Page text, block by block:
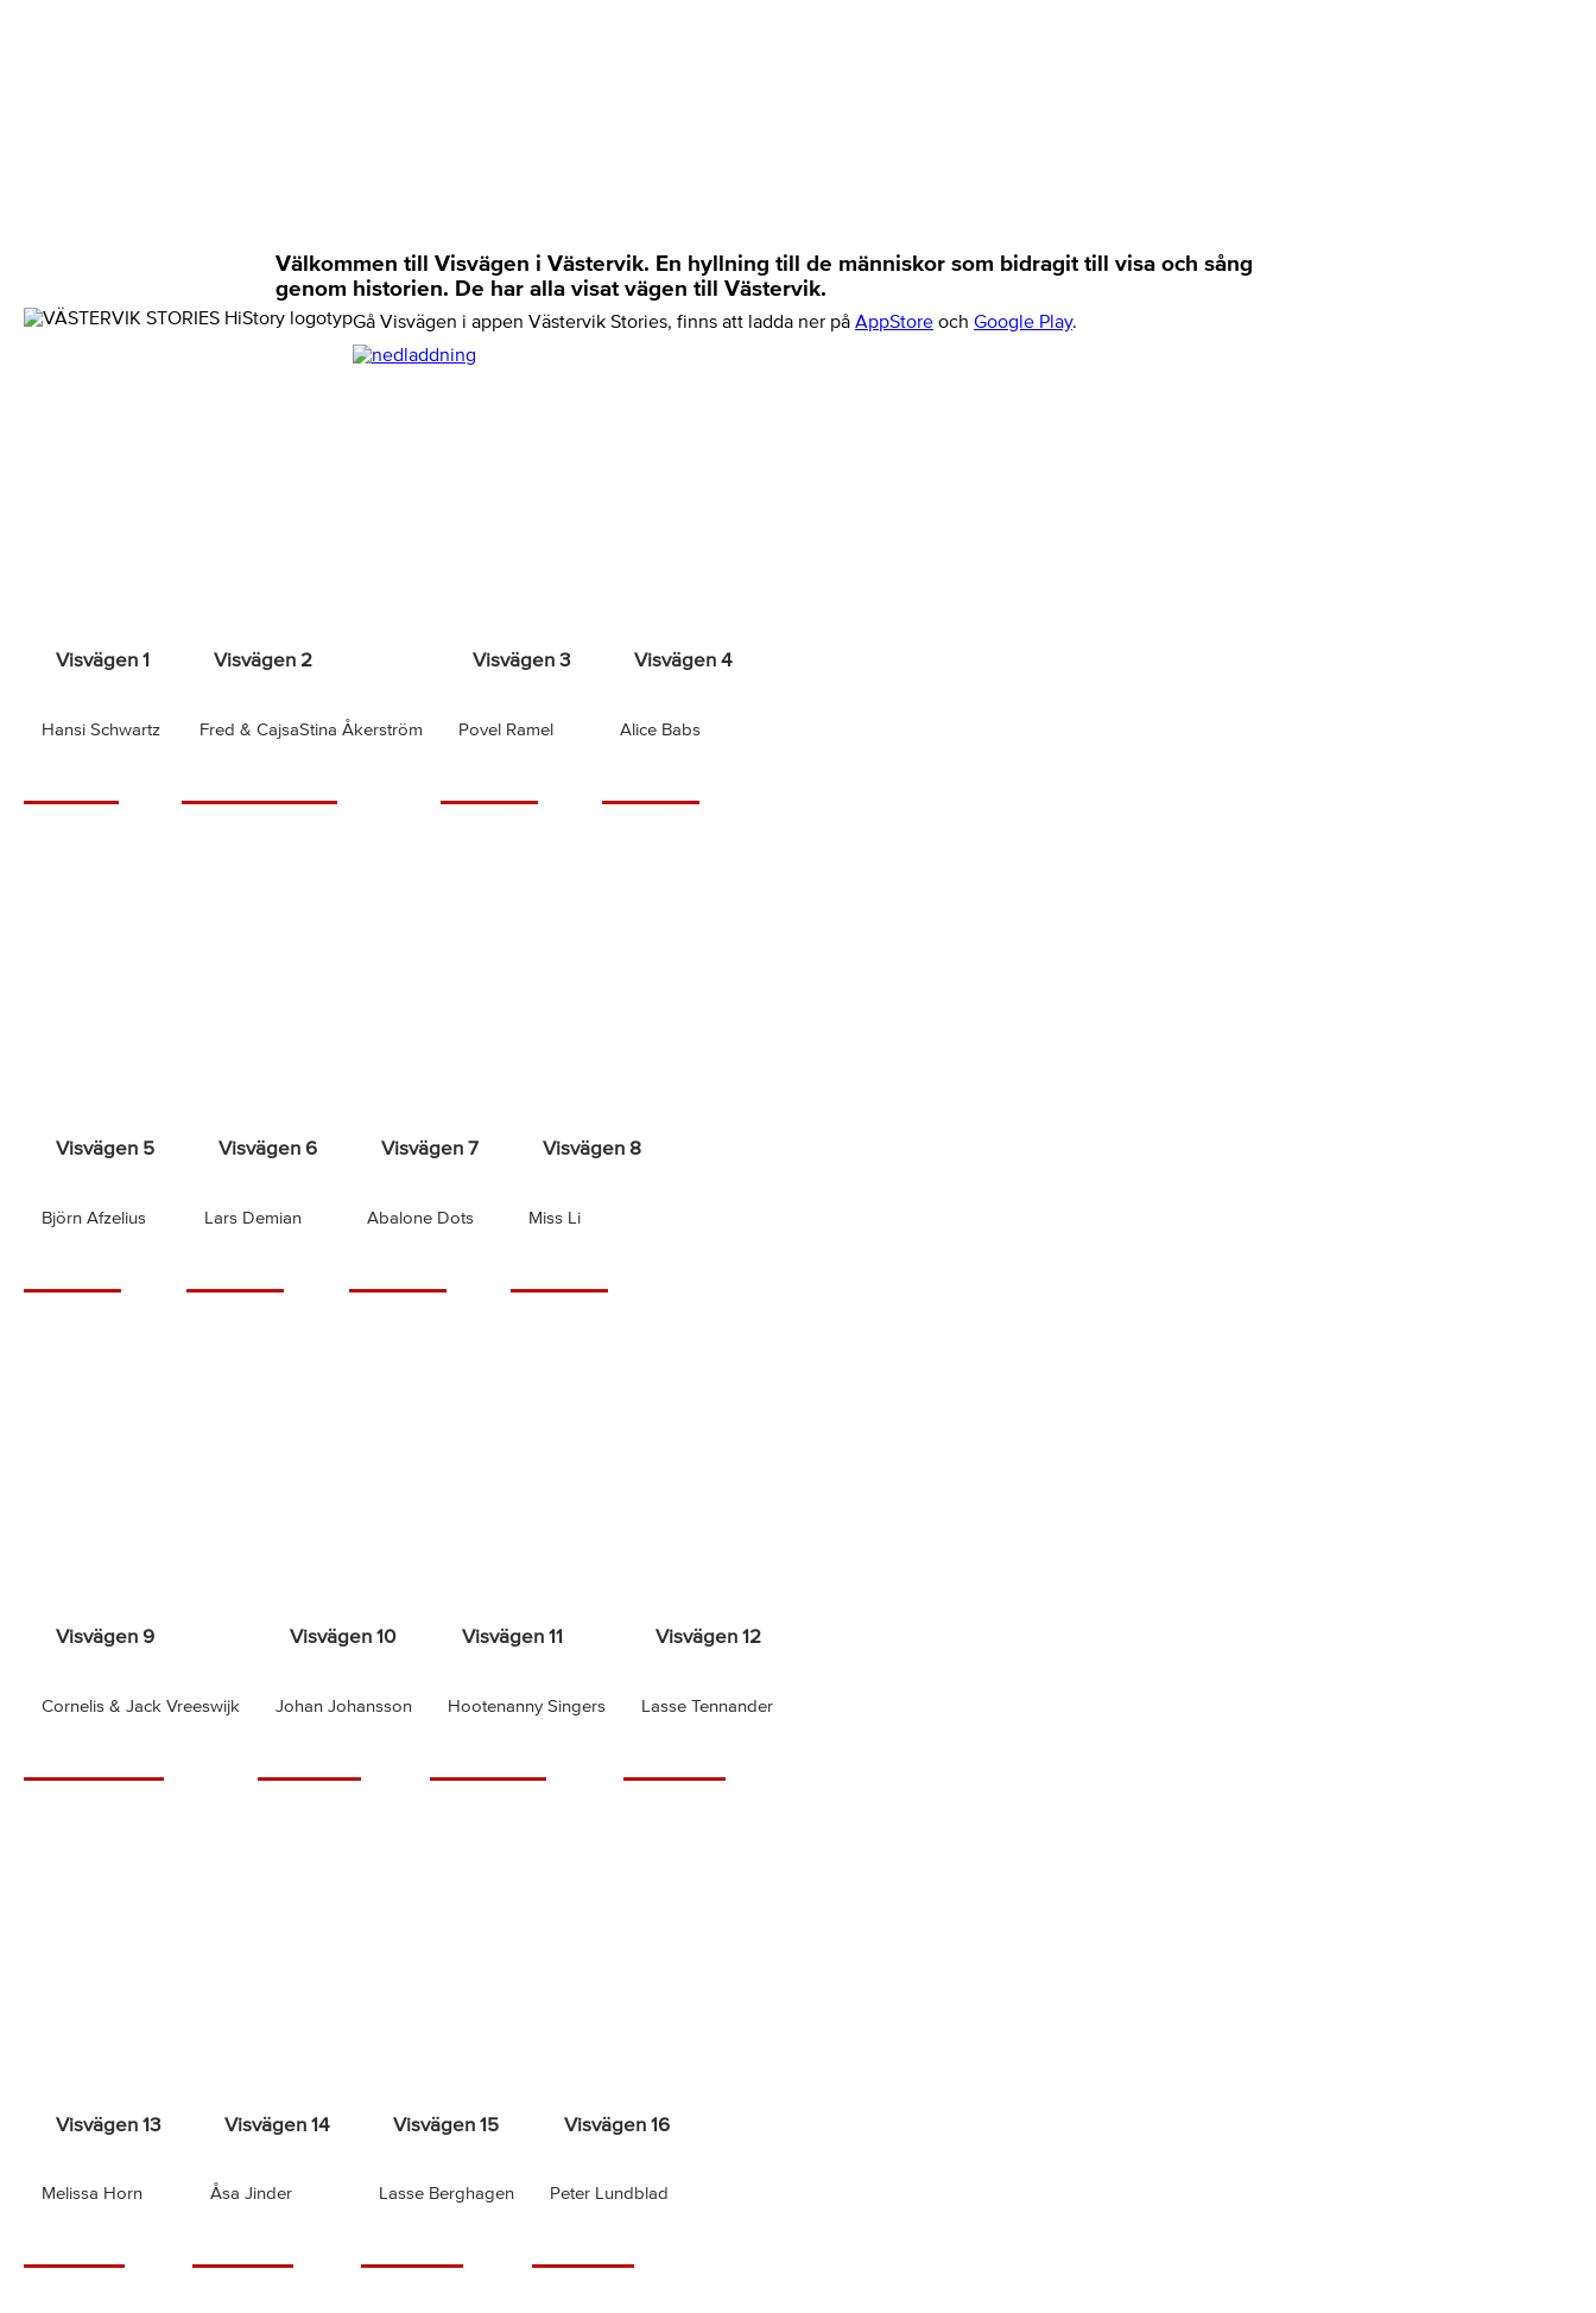
Välkommen till Visvägen i Västervik. En hyllning till de människor som bidragit till visa och sång
genom historien. De har alla visat vägen till Västervik.
Gå Visvägen i appen Västervik Stories, finns att ladda ner på AppStore och Google Play.
Visvägen 1
Hansi Schwartz
Visvägen 2
Fred & CajsaStina Åkerström
Visvägen 3
Povel Ramel
Visvägen 4
Alice Babs
Visvägen 5
Björn Afzelius
Visvägen 6
Lars Demian
Visvägen 7
Abalone Dots
Visvägen 8
Miss Li
Visvägen 9
Cornelis & Jack Vreeswijk
Visvägen 10
Johan Johansson
Visvägen 11
Hootenanny Singers
Visvägen 12
Lasse Tennander
Visvägen 13
Melissa Horn
Visvägen 14
Åsa Jinder
Visvägen 15
Lasse Berghagen
Visvägen 16
Peter Lundblad